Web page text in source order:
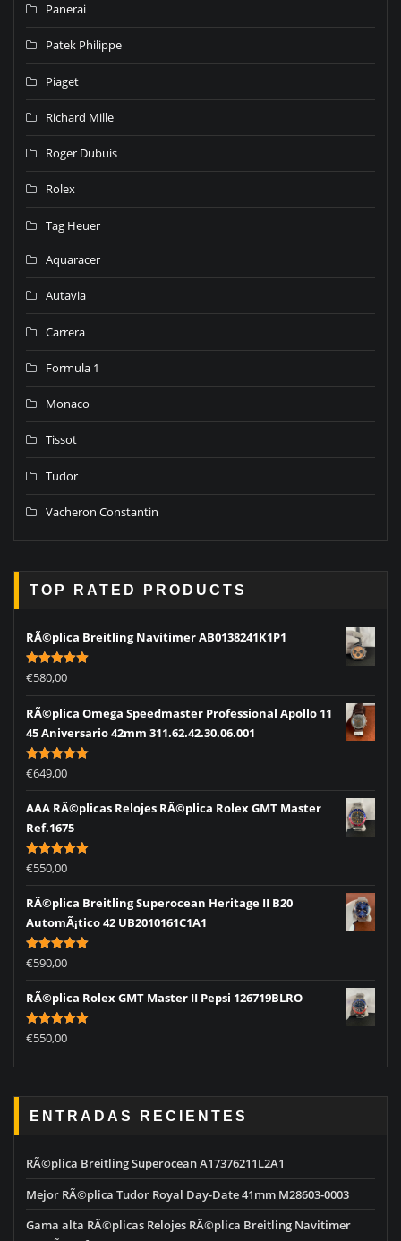
Panerai
Patek Philippe
Piaget
Richard Mille
Roger Dubuis
Rolex
Tag Heuer
Aquaracer
Autavia
Carrera
Formula 1
Monaco
Tissot
Tudor
Vacheron Constantin
TOP RATED PRODUCTS
RÃ©plica Breitling Navitimer AB0138241K1P1
Rated5.00
out of 5
€580,00
RÃ©plica Omega Speedmaster Professional Apollo 11
45 Aniversario 42mm 311.62.42.30.06.001
Rated5.00
out of 5
€649,00
AAA RÃ©plicas Relojes RÃ©plica Rolex GMT Master
Ref.1675
Rated5.00
out of 5
€550,00
RÃ©plica Breitling Superocean Heritage II B20
AutomÃ¡tico 42 UB2010161C1A1
Rated5.00
out of 5
€590,00
RÃ©plica Rolex GMT Master II Pepsi 126719BLRO
Rated5.00
out of 5
€550,00
ENTRADAS RECIENTES
RÃ©plica Breitling Superocean A17376211L2A1
Mejor RÃ©plica Tudor Royal Day-Date 41mm M28603-0003
Gama alta RÃ©plicas Relojes RÃ©plica Breitling Navitimer